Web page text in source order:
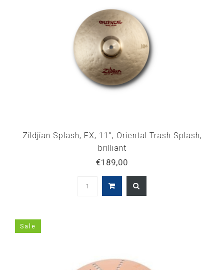
Zildjian Splash, FX, 11”, Oriental Trash Splash,
brilliant
€189,00
Sale